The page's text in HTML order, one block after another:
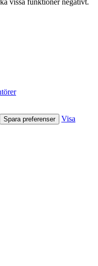
vissa funktioner negativt.
Spara preferenser
Visa